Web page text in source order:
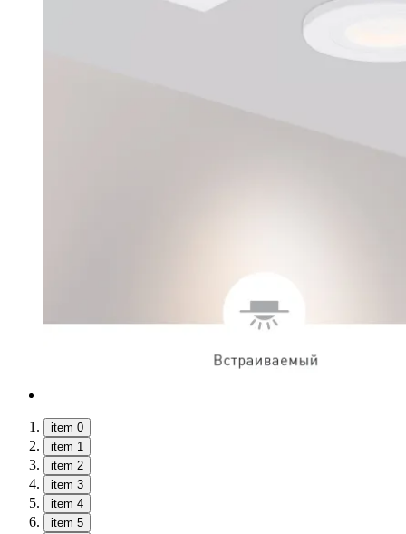
item 0
item 1
item 2
item 3
item 4
item 5